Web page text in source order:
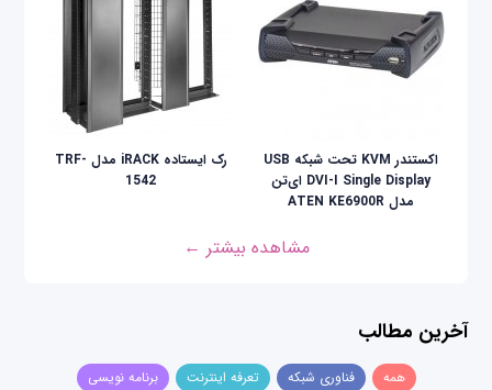
اکستندر KVM تحت شبکه USB
DVI-I Single Display ای‌تن
مدل ATEN KE6900R
رک ایستاده iRACK مدل TRF-
1542
مشاهده بیشتر ←
آخرین مطالب
همه فناوری شبکه تعرفه اینترنت برنامه نویسی